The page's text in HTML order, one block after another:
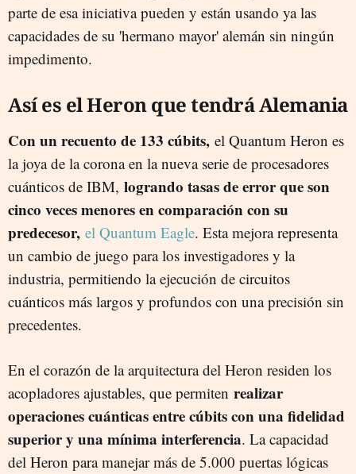
parte de esa iniciativa pueden y están usando ya las
capacidades de su 'hermano mayor' alemán sin ningún
impedimento.
Así es el Heron que tendrá Alemania
Con un recuento de 133 cúbits, el Quantum Heron es
la joya de la corona en la nueva serie de procesadores
cuánticos de IBM, logrando tasas de error que son
cinco veces menores en comparación con su
predecesor, el Quantum Eagle. Esta mejora representa
un cambio de juego para los investigadores y la
industria, permitiendo la ejecución de circuitos
cuánticos más largos y profundos con una precisión sin
precedentes.
En el corazón de la arquitectura del Heron residen los
acopladores ajustables, que permiten realizar
operaciones cuánticas entre cúbits con una fidelidad
superior y una mínima interferencia. La capacidad
del Heron para manejar más de 5.000 puertas lógicas